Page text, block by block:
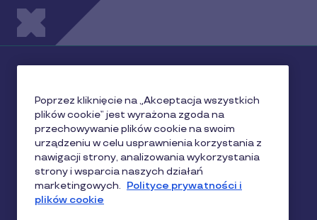
Przejdź do treści
konsumenci z kartami
przedpłaconymi – gdzie i
jak wydają ekstra środki?
Ekspercki raport na podstawie badań poświęcony
popularności kart przedpłaconych i ich roli w
Poprzez kliknięcie na „Akceptacja wszystkich
plików cookie” jest wyrażona zgoda na
przechowywanie plików cookie na swoim
urządzeniu w celu usprawnienia korzystania z
nawigacji strony, analizowania wykorzystania
strony i wsparcia naszych działań
marketingowych. Polityce prywatności i
plików cookie